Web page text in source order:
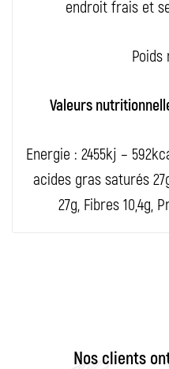
endroit frais et
Poids
Valeurs
Energie : 2455kj –
acides gras saturés
27g, Fibres 10,4g,
Nos clients